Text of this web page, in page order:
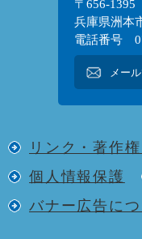
〒656-1395
兵庫県洲本
電話番号
メー
リンク・著作
個人情報保護
バナー広告につ